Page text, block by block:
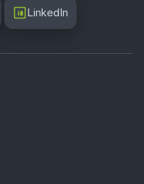
LinkedIn